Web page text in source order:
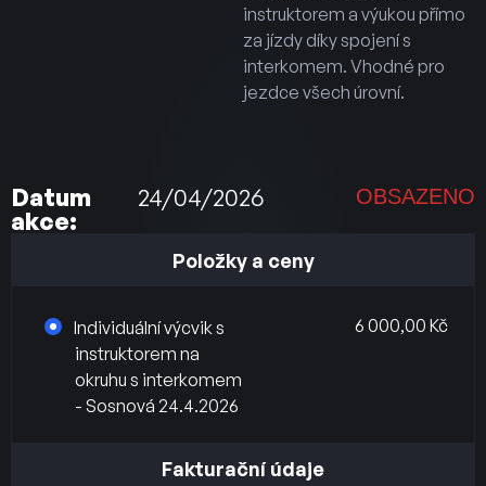
instruktorem a výukou přímo
za jízdy díky spojení s
interkomem. Vhodné pro
jezdce všech úrovní.
Datum
akce:
24/04/2026 OBSAZENO
Položky a ceny
Individuální výcvik s
instruktorem na
okruhu s interkomem
- Sosnová 24.4.2026
6 000,00 Kč
Fakturační údaje